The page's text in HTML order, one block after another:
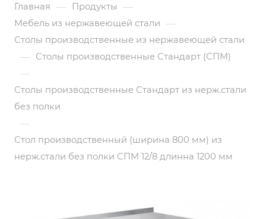
Главная — Продукты —
Мебель из нержавеющей стали —
Столы производственные из нержавеющей стали
— Столы производственные Стандарт (СПМ)
—
Столы производственные Стандарт из нерж.стали
без полки
—
Стол производственный (ширина 800 мм) из
нерж.стали без полки СПМ 12/8 длинна 1200 мм